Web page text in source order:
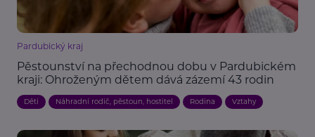
Pardubický kraj
Pěstounství na přechodnou dobu v Pardubickém
kraji: Ohroženým dětem dává zázemí 43 rodin
Děti Náhradní rodič, pěstoun, hostitel Rodina Vztahy